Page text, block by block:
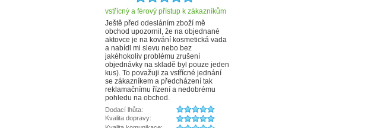
CHARM LONDON
Collonil
COOL
Cosset
Česká výroba
d&n
Dark Dudes
debbi
derby
Doba ledová
Doppler
DUP
Elega
ENRICO BENETTI
vstřícný a férový přístup k zákazníkům
Ještě před odesláním zboží mě
obchod upozornil, že na objednané
aktovce je na kování kosmetická vada
a nabídl mi slevu nebo bez
jakéhokoliv problému zrušení
objednávky na skladě byl pouze jeden
kus). To považuji za vstřícné jednání
se zákazníkem a předcházení tak
reklamačnímu řízení a nedobrému
pohledu na obchod.
Dodací lhůta:
Kvalita dopravy: